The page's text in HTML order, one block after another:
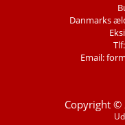
Danmarks
Email:
Copyright ©